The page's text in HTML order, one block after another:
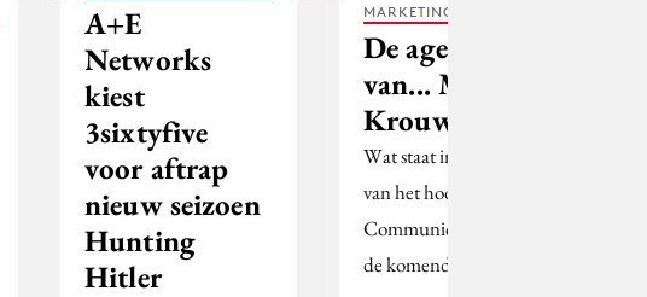
A+E
Networks
kiest
3sixtyfive
voor aftrap
nieuw seizoen
Hunting
Hitler
MARKETING
De agenda
van... Mariëlle
Krouwel
Wat staat in de agenda
van het hoofd Merk &
Communicatie bij SNS
de komende tijd?